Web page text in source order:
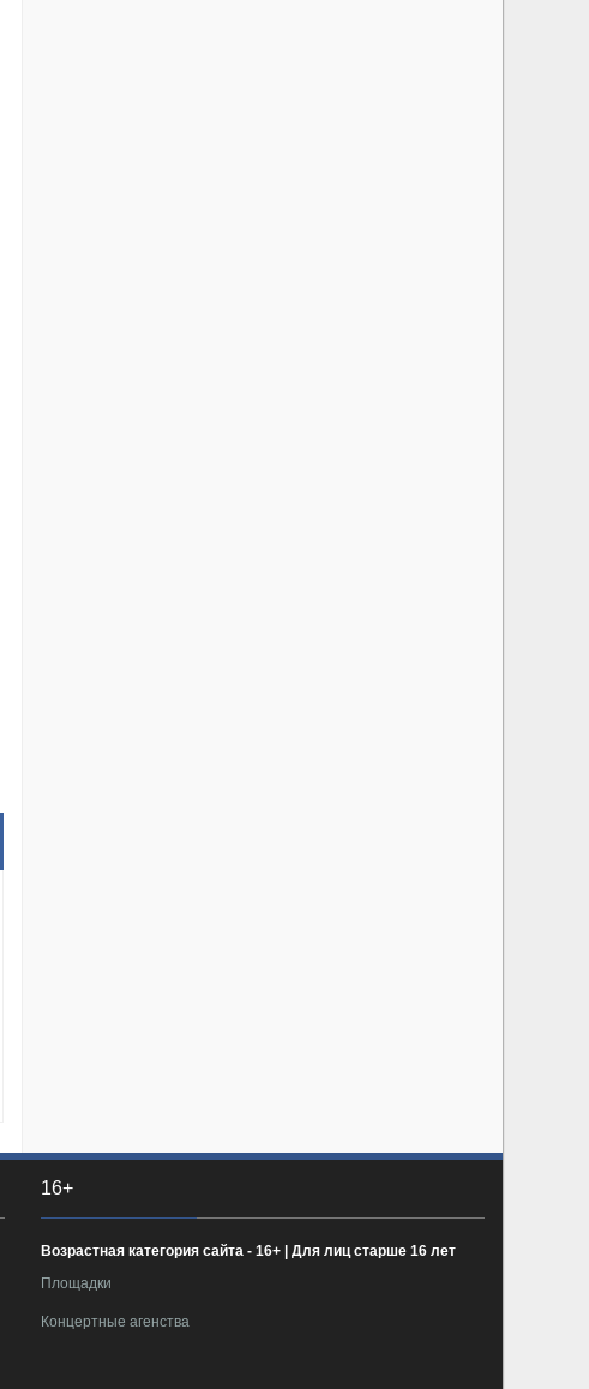
16+
Возрастная категория сайта - 16+ | Для лиц старше 16 лет
Площадки
Концертные агенства